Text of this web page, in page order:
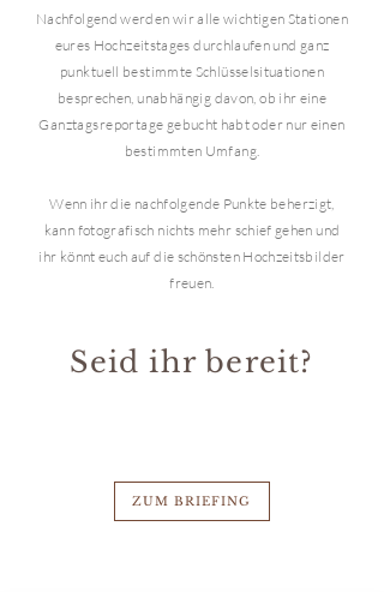
Nachfolgend werden wir alle wichtigen Stationen
eures Hochzeitstages durchlaufen und ganz
punktuell bestimmte Schlüsselsituationen
besprechen,unabhängig davon, ob ihr eine
Ganztagsreportage gebucht habt oder nur einen
bestimmten Umfang.
Wenn ihr die nachfolgende Punkte beherzigt,
kann fotografisch nichts mehr schief gehen und
ihr könnt euch auf die schönsten Hochzeitsbilder
freuen.
Seid ihr bereit?
ZUM BRIEFING